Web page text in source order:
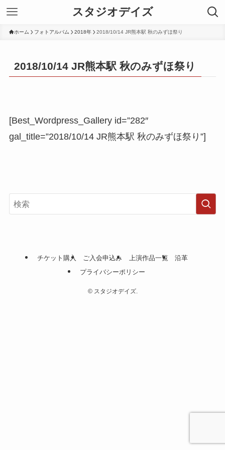
スタジオデイズ
ホーム フォトアルバム 2018年 2018/10/14 JR熊本駅 秋のみずほ祭り
2018/10/14 JR熊本駅 秋のみずほ祭り
[Best_Wordpress_Gallery id=”282″
gal_title=”2018/10/14 JR熊本駅 秋のみずほ祭り”]
チケット購入 ご入会申込み 上演作品一覧
沿革
プライバシーポリシー
©スタジオデイズ.